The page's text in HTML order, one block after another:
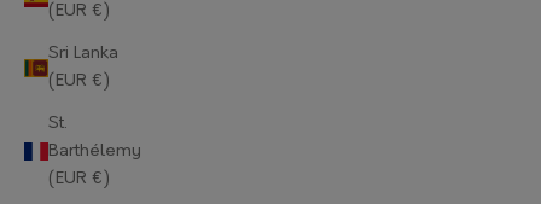
(EUR €)
Sri Lanka
(EUR €)
St.
Barthélemy
(EUR €)
Moldova (EUR €)
Monaco (EUR €)
Montenegro (EUR €)